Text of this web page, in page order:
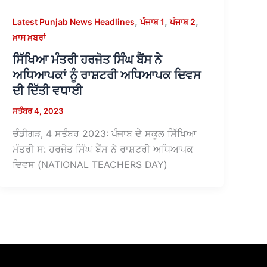
Latest Punjab News Headlines,ਪੰਜਾਬ 1,ਪੰਜਾਬ 2,
ਖ਼ਾਸ ਖ਼ਬਰਾਂ
ਸਿੱਖਿਆ ਮੰਤਰੀ ਹਰਜੋਤ ਸਿੰਘ ਬੈਂਸ ਨੇ
ਅਧਿਆਪਕਾਂ ਨੂੰ ਰਾਸ਼ਟਰੀ ਅਧਿਆਪਕ ਦਿਵਸ
ਦੀ ਦਿੱਤੀ ਵਧਾਈ
ਸਤੰਬਰ 4, 2023
ਚੰਡੀਗੜ, 4 ਸਤੰਬਰ 2023: ਪੰਜਾਬ ਦੇ ਸਕੂਲ ਸਿੱਖਿਆ
ਮੰਤਰੀ ਸ: ਹਰਜੋਤ ਸਿੰਘ ਬੈਂਸ ਨੇ ਰਾਸ਼ਟਰੀ ਅਧਿਆਪਕ
ਦਿਵਸ (NATIONAL TEACHERS DAY)